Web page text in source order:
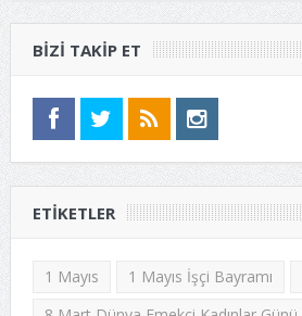
BIZI TAKIP ET
ETIKETLER
1 Mayıs 1 Mayıs İşçi Bayramı